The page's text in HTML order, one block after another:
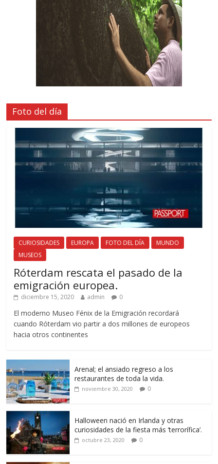
Foto del día
CURIOSIDADES EUROPA FOTO DEL DÍA
MUNDO
MUSEOS
Róterdam rescata el pasado de la
emigración europea.
diciembre 15, 2020 admin 0
El moderno Museo Fénix de la Emigración recordará
cuando Róterdam vio partir a dos millones de europeos
hacia otros continentes
Arenal; el ansiado regreso a los
restaurantes de toda la vida.
noviembre 30, 2020 0
Halloween nació en Irlanda y otras
curiosidades de la fiesta más ‘terrorífica’.
octubre 23, 2020 0